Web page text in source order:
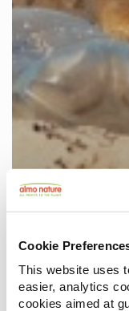
Cookie
This website uses
easier, analytics
cookies aimed at